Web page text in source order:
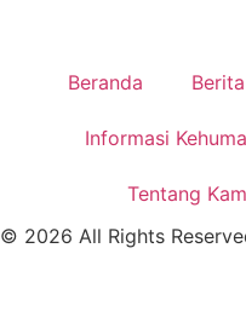
Beranda Berita
Informasi
Tentang
© 2026 All Rights